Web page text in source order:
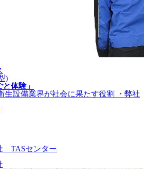
)
体験」
生設備業界が社会に果たす役割 ・弊社
TASセンター